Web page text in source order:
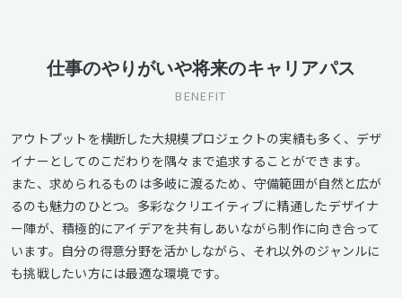
仕事のやりがいや将来のキャリアパス
BENEFIT
アウトプットを横断した大規模プロジェクトの実績も多く、デザ
イナーとしてのこだわりを隅々まで追求することができます。
また、求められるものは多岐に渡るため、守備範囲が自然と広が
るのも魅力のひとつ。多彩なクリエイティブに精通したデザイナ
ー陣が、積極的にアイデアを共有しあいながら制作に向き合って
います。自分の得意分野を活かしながら、それ以外のジャンルに
も挑戦したい方には最適な環境です。